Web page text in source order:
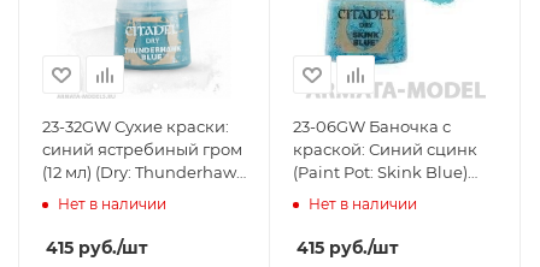
23-32GW Сухие краски:
синий ястребиный гром
(12 мл) (Dry: Thunderhawk
Blue (12 ml)) Citadel
Нет в наличии
415 руб./шт
23-06GW Баночка с
краской: Синий сцинк
(Paint Pot: Skink Blue)
Citadel
Нет в наличии
415 руб./шт